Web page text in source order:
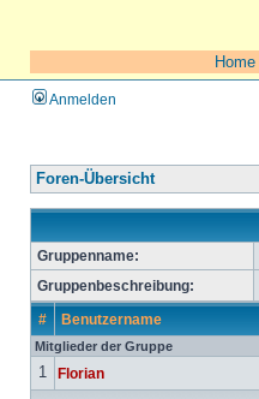
Home
Anmelden
Foren-Übersicht
Gruppenname:
Gruppenbeschreibung:
# Benutzername
Mitglieder der Gruppe
1 Florian